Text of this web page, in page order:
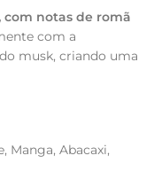
notas de romã
com a
musk, criando uma
Manga, Abacaxi,